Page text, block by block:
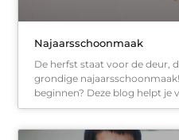
Najaarsschoonmaak
De herfst staat voor de deur,
grondige
beginnen? Deze blog helpt je